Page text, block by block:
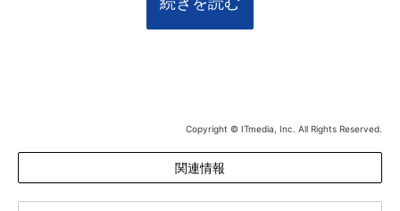
Copyright © ITmedia, Inc. All Rights Reserved.
関連情報